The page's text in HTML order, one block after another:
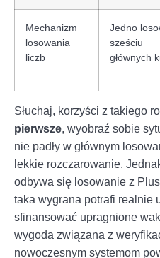
Mechanizm
losowania
liczb
Jedno
sześciu
głównych
Słuchaj, korzyści z takiego
pierwsze, wyobraź sobie
nie padły w głównym
lekkie rozczarowanie.
odbywa się losowanie z
taka wygrana potrafi realnie
sfinansować upragnione
wygoda związana z
nowoczesnym systemom